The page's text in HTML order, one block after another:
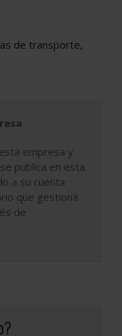
de transporte,
empresa y
publica en esta
a su cuenta
que gestiona
de